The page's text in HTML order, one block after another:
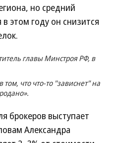
но средний
этом году он снизится
главы Минстроя РФ, в
что что-то "зависнет" на
брокеров выступает
Александра